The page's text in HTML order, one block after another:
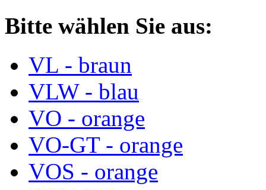
Bitte wählen Sie aus:
VL - braun
VLW - blau
VO - orange
VO-GT - orange
VOS - orange